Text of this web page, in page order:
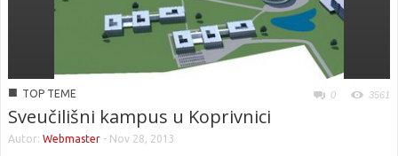
■ TOP TEME 0 3561
Sveučilišni kampus u Koprivnici
Autor: Webmaster - Nov 28, 2013